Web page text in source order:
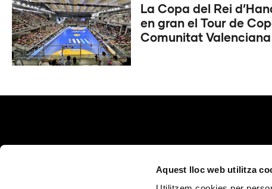
Aquest lloc web utilitza
La Copa del Rei
en gran el Tour de
Comunitat Valenciana